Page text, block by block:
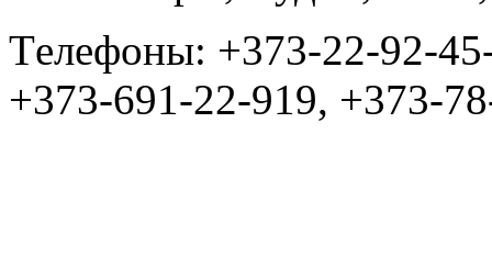
Tелефоны: +373-22-92-
+373-691-22-919, +373-